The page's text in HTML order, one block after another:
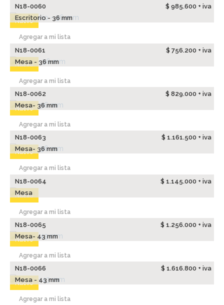
Nuevo
N18-0060
$ 985.600 + iva
Escritorio - 36 mm
Agregar a mi lista
Nuevo
N18-0061
$ 756.200 + iva
Mesa - 36 mm
Agregar a mi lista
Nuevo
N18-0062
$ 829.000 + iva
Mesa- 36 mm
Agregar a mi lista
Nuevo
N18-0063
$ 1.161.500 + iva
Mesa- 36 mm
Agregar a mi lista
Nuevo
N18-0064
$ 1.145.000 + iva
Mesa
Agregar a mi lista
Nuevo
N18-0065
$ 1.256.000 + iva
Mesa- 43 mm
Agregar a mi lista
Nuevo
N18-0066
$ 1.616.800 + iva
Mesa - 43 mm
Agregar a mi lista